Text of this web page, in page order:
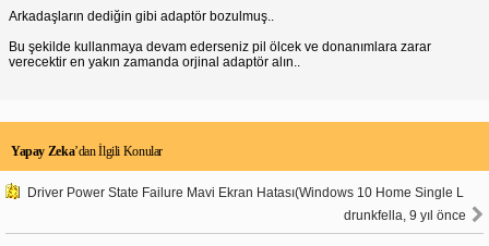
Arkadaşların dediğin gibi adaptör bozulmuş..
Bu şekilde kullanmaya devam ederseniz pil ölcek ve donanımlara zarar
verecektir en yakın zamanda orjinal adaptör alın..
Yapay Zeka’dan İlgili Konular
Driver Power State Failure Mavi Ekran Hatası(Windows 10 Home Single L
drunkfella, 9 yıl önce